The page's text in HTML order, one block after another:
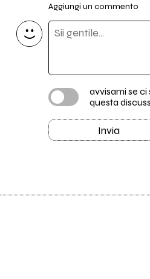
Aggiungi un commento
avvisami se
questa
Invia